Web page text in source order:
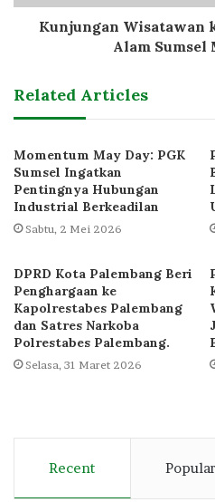
Kunjungan Wisatawan
Alam
Related Articles
Momentum May Day: PGK
Sumsel Ingatkan
Pentingnya Hubungan
Industrial Berkeadilan
Sabtu, 2 Mei 2026
DPRD Kota Palembang Beri
Penghargaan ke
Kapolrestabes Palembang
dan Satres Narkoba
Polrestabes Palembang.
Selasa, 31 Maret 2026
Recent Popular